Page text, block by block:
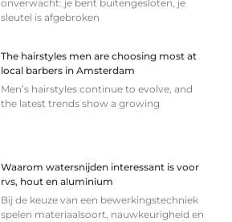
onverwacht: je bent buitengesloten, je
sleutel is afgebroken
The hairstyles men are choosing most at
local barbers in Amsterdam
Men’s hairstyles continue to evolve, and
the latest trends show a growing
Waarom watersnijden interessant is voor
rvs, hout en aluminium
Bij de keuze van een bewerkingstechniek
spelen materiaalsoort, nauwkeurigheid en